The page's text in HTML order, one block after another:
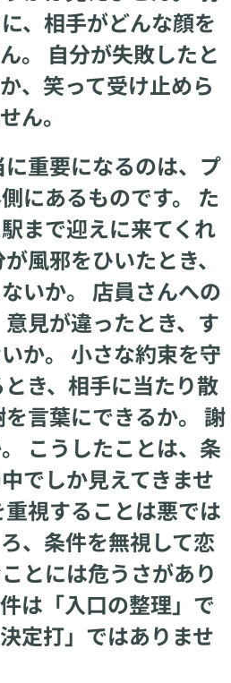
、相手がどんな顔を
。 自分が失敗したと
、笑って受け止めら
ん。
重要になるのは、プ
にあるものです。 た
まで迎えに来てくれ
風邪をひいたとき、
いか。 店員さんへの
見が違ったとき、す
か。 小さな約束を守
き、相手に当たり散
言葉にできるか。 謝
こうしたことは、条
でしか見えてきませ
視することは悪では
、条件を無視して恋
とには危うさがあり
は「入口の整理」で
定打」ではありませ